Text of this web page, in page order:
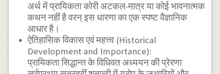
अर्थ में प्रायिकता कोरी अटकल-मात्र या कोई भावनात्मक
कथन नहीं है वरन् इस धारणा का एक स्पष्ट वैज्ञानिक
आधार है।
ऐतिहासिक विकास एवं महत्त्व (Historical
Development and Importance):
प्रायिकता सिद्धान्त के विधिवत अध्ययन की प्रेरणा